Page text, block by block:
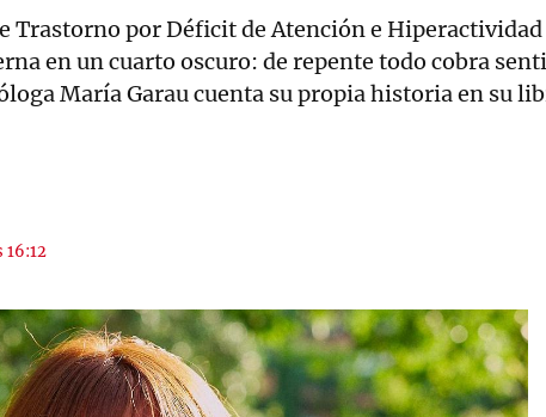
Trastorno por Déficit de Atención e
en un cuarto oscuro: de repente todo cobra
María Garau cuenta su propia historia en su
16:12